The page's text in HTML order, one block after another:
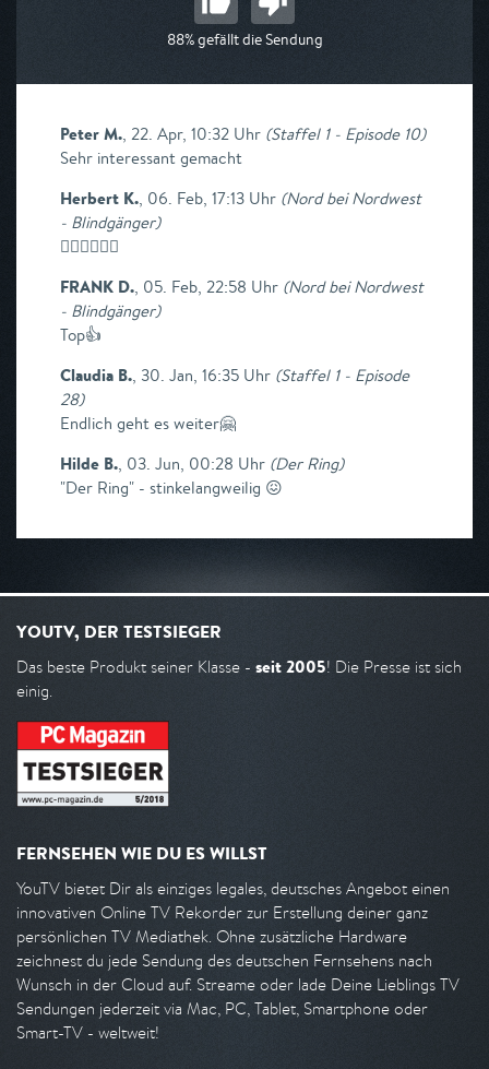
88% gefällt die Sendung
Peter M., 22. Apr, 10:32 Uhr (Staffel 1 - Episode 10)
Sehr interessant gemacht
Herbert K., 06. Feb, 17:13 Uhr (Nord bei Nordwest
- Blindgänger)
👎🏼👎🏼👎🏼
FRANK D., 05. Feb, 22:58 Uhr (Nord bei Nordwest
- Blindgänger)
Top👍
Claudia B., 30. Jan, 16:35 Uhr (Staffel 1 - Episode
28)
Endlich geht es weiter🤗
Hilde B., 03. Jun, 00:28 Uhr (Der Ring)
"Der Ring" - stinkelangweilig 😖
YOUTV, DER TESTSIEGER
Das beste Produkt seiner Klasse - seit 2005! Die Presse ist sich
einig.
FERNSEHEN WIE DU ES WILLST
YouTV bietet Dir als einziges legales, deutsches Angebot einen
innovativen Online TV Rekorder zur Erstellung deiner ganz
persönlichen TV Mediathek. Ohne zusätzliche Hardware
zeichnest du jede Sendung des deutschen Fernsehens nach
Wunsch in der Cloud auf. Streame oder lade Deine Lieblings TV
Sendungen jederzeit via Mac, PC, Tablet, Smartphone oder
Smart-TV - weltweit!